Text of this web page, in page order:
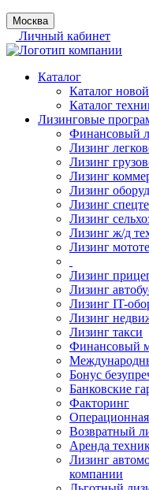
Москва
Личный кабинет
Каталог
Каталог
Каталог
Лизинговые
Финансовый
Лизинг
Лизинг
Лизинг
Лизинг
Лизинг
Лизинг
Лизинг ж/д
Лизинг
Лизинг
Лизинг
Лизинг IT-
Лизинг
Лизинг такси
Финансовый
Бонус
Банковские
Факторинг
Возвратный
Аренда
Лизинг
компании